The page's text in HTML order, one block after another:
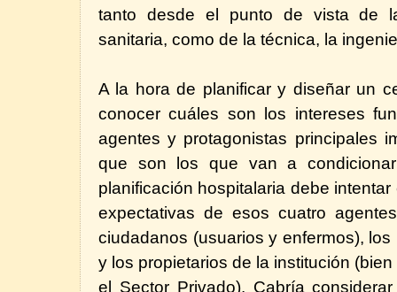
tanto desde el punto de vista de
sanitaria, como de la técnica, la
A la hora de planificar y diseñar un
conocer cuáles son los intereses
agentes y protagonistas principales
que son los que van a
planificación hospitalaria debe
expectativas de esos cuatro
ciudadanos (usuarios y enfermos),
y los propietarios de la institución
el Sector Privado). Cabría